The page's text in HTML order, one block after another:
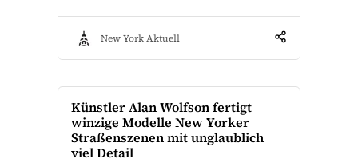
New York Aktuell
Künstler Alan Wolfson fertigt
winzige Modelle New Yorker
Straßenszenen mit unglaublich
viel Detail